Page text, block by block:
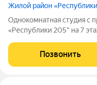
Жилой район
Однокомнатная студия с
«Республики 205" на 7
кухонную зону. Все окна
один балкон, один
Позвонить